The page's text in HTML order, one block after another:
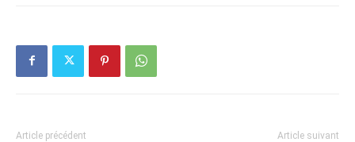
Article précédent Article suivant